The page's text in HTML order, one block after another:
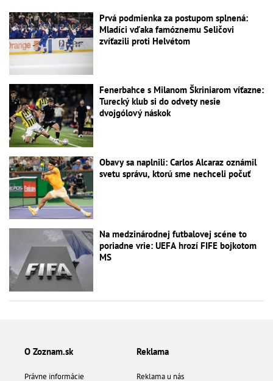
Prvá podmienka za postupom splnená:
Mladíci vďaka famóznemu Seličovi
zvíťazili proti Helvétom
Fenerbahce s Milanom Škriniarom víťazne:
Turecký klub si do odvety nesie
dvojgólový náskok
Obavy sa naplnili: Carlos Alcaraz oznámil
svetu správu, ktorú sme nechceli počuť
Na medzinárodnej futbalovej scéne to
poriadne vrie: UEFA hrozí FIFE bojkotom
MS
O Zoznam.sk
Právne informácie
Reklama
Reklama u nás